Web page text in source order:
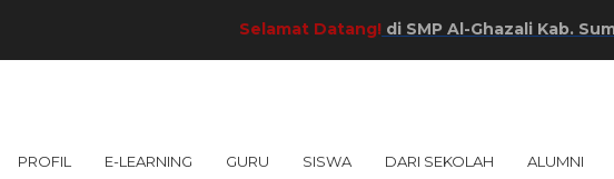
Selamat Datang! di SMP Al-Ghazali Kab. Sumenep!
PROFIL E-LEARNING GURU SISWA DARI SEKOLAH ALUMNI